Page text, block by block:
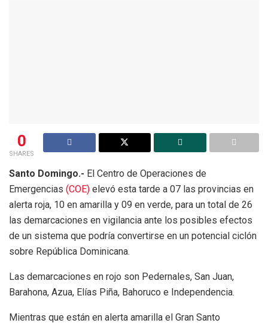
0
SHARES
Santo Domingo.- El Centro de Operaciones de
Emergencias (COE) elevó esta tarde a 07 las provincias en
alerta roja, 10 en amarilla y 09 en verde, para un total de 26
las demarcaciones en vigilancia ante los posibles efectos
de un sistema que podría convertirse en un potencial ciclón
sobre República Dominicana.
Las demarcaciones en rojo son Pedernales, San Juan,
Barahona, Azua, Elías Piña, Bahoruco e Independencia.
Mientras que están en alerta amarilla el Gran Santo